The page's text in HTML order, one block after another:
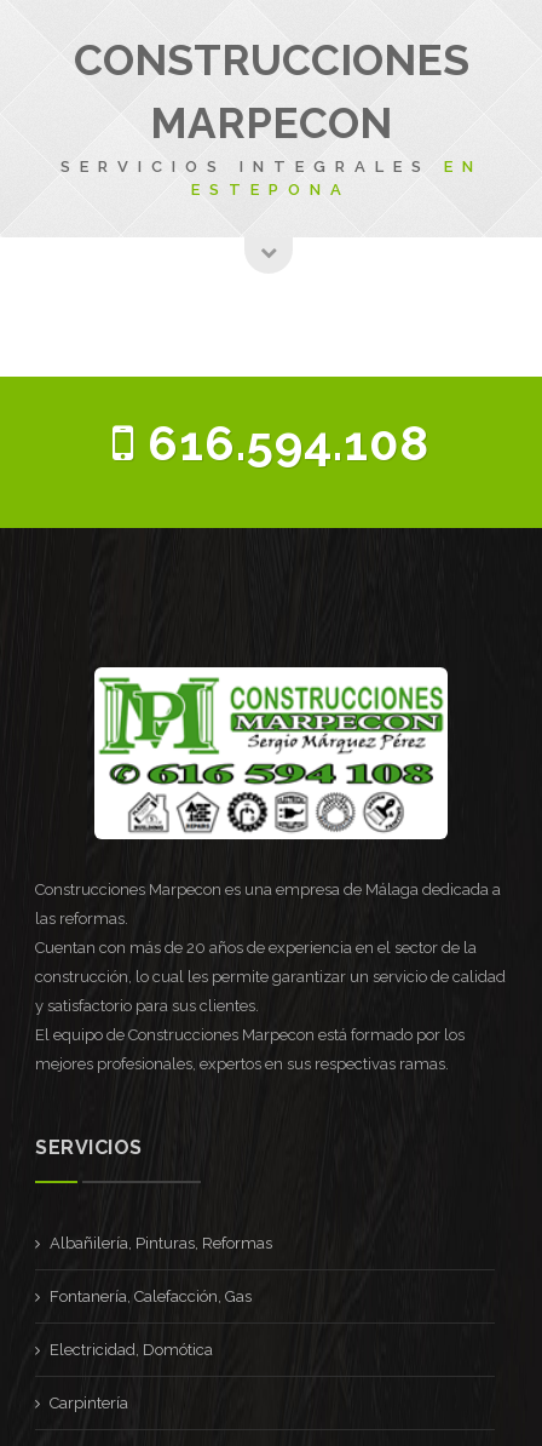
CONSTRUCCIONES
MARPECON
SERVICIOS INTEGRALES EN
ESTEPONA
616.594.108
Construcciones Marpecon es una empresa de Málaga dedicada a
las reformas.
Cuentan con más de 20 años de experiencia en el sector de la
construcción, lo cual les permite garantizar un servicio de calidad
y satisfactorio para sus clientes.
El equipo de Construcciones Marpecon está formado por los
mejores profesionales, expertos en sus respectivas ramas.
SERVICIOS
Albañilería, Pinturas, Reformas
Fontanería, Calefacción, Gas
Electricidad, Domótica
Carpintería